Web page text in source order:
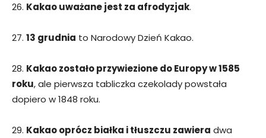
26. Kakao uważane jest za afrodyzjak.
27. 13 grudnia to Narodowy Dzień Kakao.
28. Kakao zostało przywiezione do Europy w 1585
roku, ale pierwsza tabliczka czekolady powstała
dopiero w 1848 roku.
29. Kakao oprócz białka i tłuszczu zawiera dwa